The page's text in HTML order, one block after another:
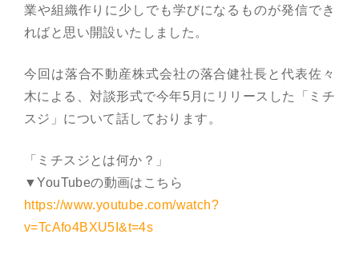
業や組織作りに少しでも学びになるものが発信でき
ればと思い開設いたしました。
今回は落合不動産株式会社の落合健社長と代表佐々
木による、対談形式で今年5月にリリースした「ミチ
スジ」について話しております。
「ミチスジとは何か？」
▼YouTubeの動画はこちら
https://www.youtube.com/watch?
v=TcAfo4BXU5I&t=4s